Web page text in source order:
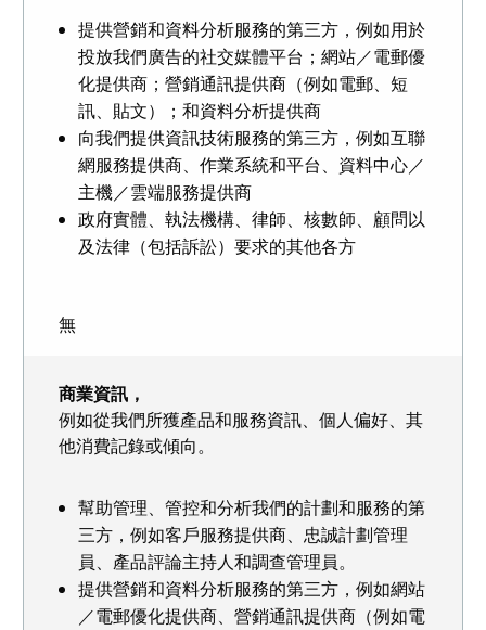
提供營銷和資料分析服務的第三方，例如用於
投放我們廣告的社交媒體平台；網站／電郵優
化提供商；營銷通訊提供商（例如電郵、短
訊、貼文）；和資料分析提供商
向我們提供資訊技術服務的第三方，例如互聯
網服務提供商、作業系統和平台、資料中心／
主機／雲端服務提供商
政府實體、執法機構、律師、核數師、顧問以
及法律（包括訴訟）要求的其他各方
無
商業資訊，
例如從我們所獲產品和服務資訊、個人偏好、其
他消費記錄或傾向。
幫助管理、管控和分析我們的計劃和服務的第
三方，例如客戶服務提供商、忠誠計劃管理
員、產品評論主持人和調查管理員。
提供營銷和資料分析服務的第三方，例如網站
／電郵優化提供商、營銷通訊提供商（例如電